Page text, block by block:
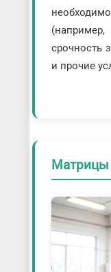
срочность
и прочие
Матрицы